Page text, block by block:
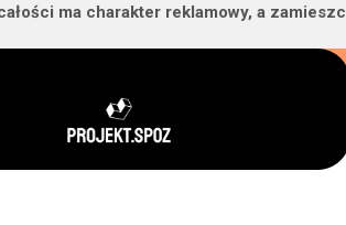
ma charakter reklamowy, a